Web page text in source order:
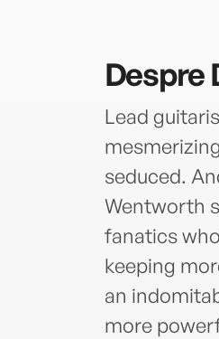
Despre
Lead
seduced.
Wentworth
fanatics
keeping
an
more